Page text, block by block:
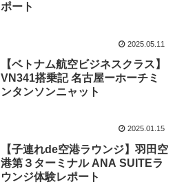
ポート
2025.05.11
【ベトナム航空ビジネスクラス】
VN341搭乗記 名古屋ーホーチミ
ンタンソンニャット
2025.01.15
【子連れde空港ラウンジ】羽田空
港第３ターミナル ANA SUITEラ
ウンジ体験レポート